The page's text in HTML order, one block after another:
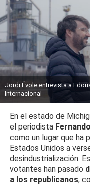
Jordi Évole entrevista a
Internacional
En el estado de
el periodista
como un lugar que ha
Estados Unidos a
desindustrialización.
votantes han pasado
a los republicanos,